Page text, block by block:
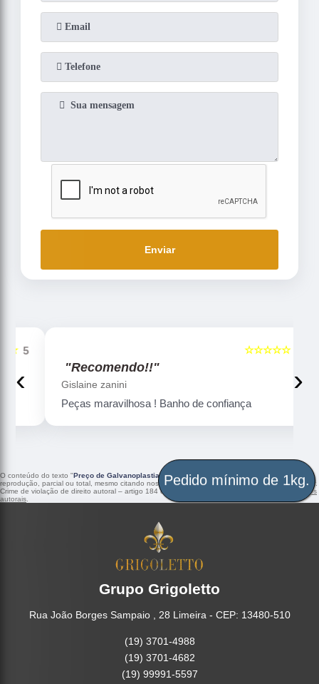
Enviar
5
☆☆☆☆☆
"Recomendo!!"
Gislaine zanini
Peças maravilhosa ! Banho de confiança
‹ ›
O conteúdo do texto "Preço de Galvanoplastia Prata Maceió
" é de direito reservado. Sua
reprodução, parcial ou total, mesmo citando nossos links, é proibida sem a autorização do autor.
Crime de violação de direito autoral – artigo 184 do Código Penal –
Lei 9610/98 - Lei de direitos
autorais
Grupo Grigoletto
Rua João Borges Sampaio , 28 Limeira - CEP: 13480-510
(19) 3701-4988
(19) 3701-4682
(19) 99991-5597
Pedido mínimo de 1kg.